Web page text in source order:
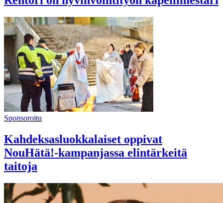
Sponsoroitu
Kahdeksasluokkalaiset oppivat
NouHätä!-kampanjassa elintärkeitä
taitoja